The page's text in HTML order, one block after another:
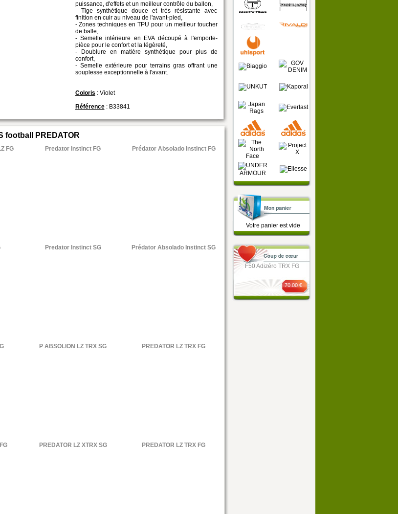
puissance, d'effets et un meilleur contrôle du ballon,
- Tige synthétique douce et très résistante avec
finition en cuir au niveau de l'avant-pied,
- Zones techniques en TPU pour un meilleur toucher
de balle,
- Semelle intérieure en EVA découpé à l'emporte-
pièce pour le confort et la légèreté,
- Doublure en matière synthétique pour plus de
confort,
- Semelle extérieure pour terrains gras offrant une
souplesse exceptionnelle à l'avant.
Coloris : Violet
Référence: B33841
football PREDATOR
FG Predator Instinct FG Prédator Absolado Instinct FG
Predator Instinct SG Prédator Absolado Instinct SG
P ABSOLION LZ TRX SG PREDATOR LZ TRX FG
PREDATOR LZ XTRX SG PREDATOR LZ TRX FG
Votre panier est vide
F50 Adizéro TRX FG
70.00 €